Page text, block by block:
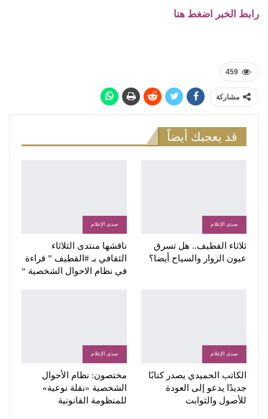
رابط الخبر اضغط هنا
459
مشاركة
قد يعجبك أيضاً
صدى الإعلام
ثلاثاء القطيف.. هل تسرق
عيون الزوار والسياح أيضا؟
صدى الإعلام
ناقشها منتدى الثلاثاء
الثقافي بـ #القطيف ” قراءة
في نظام الاحوال الشخصية “
صدى الإعلام
الكاتب الحميدي يصدر كتابًا
جديدًا يدعو إلى العودة
للأصول والثوابت
صدى الإعلام
مختصون: نظام الأحوال
الشخصية «نقلة نوعية»
للمنظومة القانونية